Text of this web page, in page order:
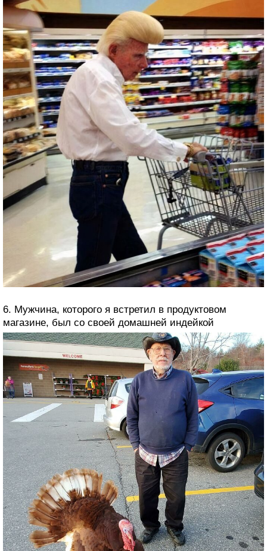
6. Мужчина, которого я встретил в продуктовом
магазине, был со своей домашней индейкой